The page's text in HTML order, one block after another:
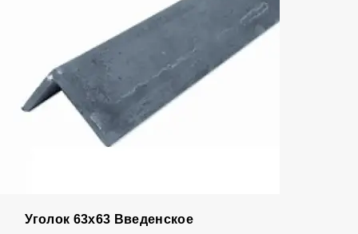
Уголок 63х63 Введенское